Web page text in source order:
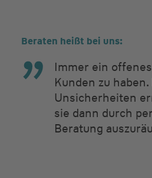
Beraten heißt bei uns:
Immer ein
Kunden zu
Unsicherheiten
sie dann durch
Beratung